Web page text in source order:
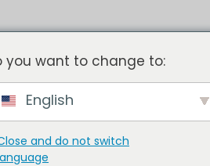
Pas de moules - Pas d'outillage
AVEC NOUS
you want to change to:
English
and do not switch